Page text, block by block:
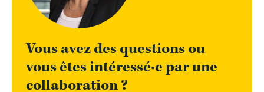
Vous avez des questions ou
vous êtes intéressé·e par une
collaboration ?